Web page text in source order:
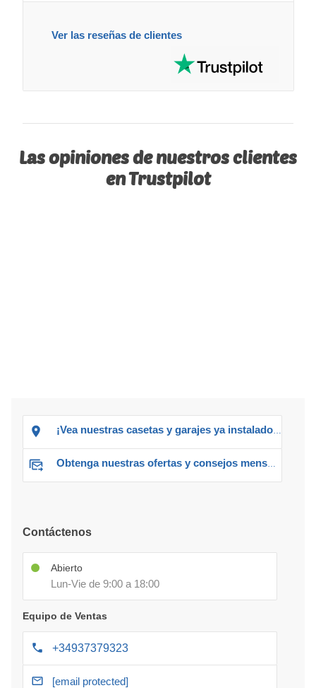
Ver las reseñas de clientes
Las opiniones de nuestros clientes
en Trustpilot
¡Vea nuestras casetas y garajes ya instalados!
Obtenga nuestras ofertas y consejos mensuales
Contáctenos
Abierto
Lun-Vie de 9:00 a 18:00
Equipo de Ventas
+34937379323
[email protected]